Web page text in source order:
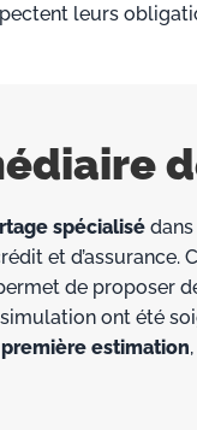
leurs
spécialisé
et d’assurance.
de proposer
ont été
estimation